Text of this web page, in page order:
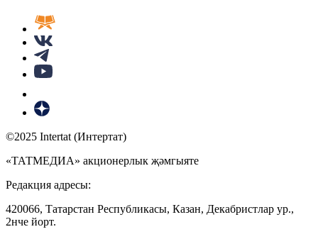
©2025 Intertat (Интертат)
«ТАТМЕДИА» акционерлык җәмгыяте
Редакция адресы:
420066, Татарстан Республикасы, Казан, Декабристлар ур.,
2нче йорт.